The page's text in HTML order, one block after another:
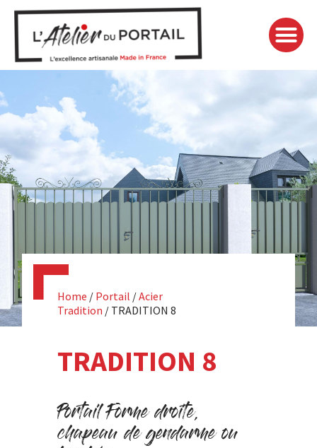
Home / Portail /Acier
Tradition / TRADITION 8
TRADITION 8
Portail Forme droite,
chapeau de gendarme ou